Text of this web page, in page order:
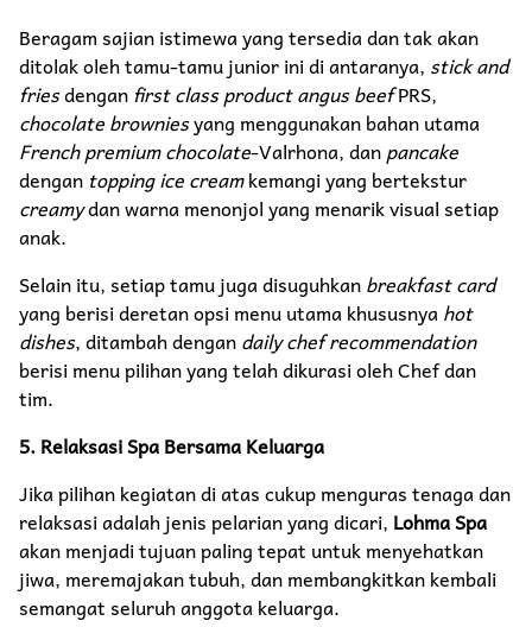
Beragam sajian istimewa yang tersedia dan tak akan
ditolak oleh tamu-tamu junior ini di antaranya, stick and
friesdenganfirst class product angus beefPRS,
chocolate browniesyang menggunakan bahan utama
French premium chocolate-Valrhona, danpancake
dengan topping ice creamkemangi yang bertekstur
creamydan warna menonjol yang menarik visual setiap
anak.
Selain itu, setiap tamu juga disuguhkanbreakfast card
yang berisi deretan opsi menu utama khususnyahot
dishes, ditambah dengandaily chef recommendation
berisi menu pilihan yang telah dikurasi oleh Chef dan
tim.
5. Relaksasi Spa Bersama Keluarga
Jika pilihan kegiatan di atas cukup menguras tenaga dan
relaksasi adalah jenis pelarian yang dicari, Lohma Spa
akan menjadi tujuan paling tepat untuk menyehatkan
jiwa, meremajakan tubuh, dan membangkitkan kembali
semangat seluruh anggota keluarga.